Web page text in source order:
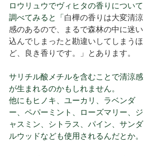
ロウリュウでヴィヒタの香りについて
調べてみると「白樺の香りは大変清涼
感のあるので、まるで森林の中に迷い
込んでしまったと勘違いしてしまうほ
ど、良き香りです。」とあります。
サリチル酸メチルを含むことで清涼感
が生まれるのかもしれません。
他にもヒノキ、ユーカリ、ラベンダ
ー、ペパーミント、ローズマリー、ジ
ャスミン、シトラス、パイン、サンダ
ルウッドなども使用されるんだとか。